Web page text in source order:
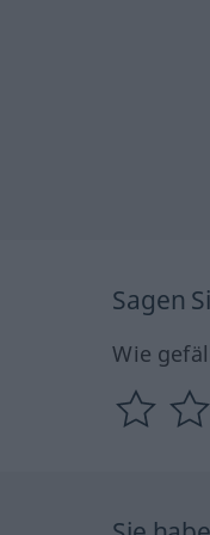
Sagen
Wie